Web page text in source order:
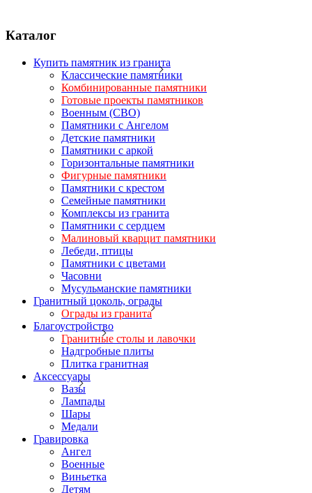
Каталог
Купить памятник из гранита
Классические памятники
Комбинированные памятники
Готовые проекты памятников
Военным (СВО)
Памятники с Ангелом
Детские памятники
Памятники с аркой
Горизонтальные памятники
Фигурные памятники
Памятники с крестом
Семейные памятники
Комплексы из гранита
Памятники с сердцем
Малиновый кварцит памятники
Лебеди, птицы
Памятники с цветами
Часовни
Мусульманские памятники
Гранитный цоколь, ограды
Ограды из гранита
Благоустройство
Гранитные столы и лавочки
Надгробные плиты
Плитка гранитная
Аксессуары
Вазы
Лампады
Шары
Медали
Гравировка
Ангел
Военные
Виньетка
Детям